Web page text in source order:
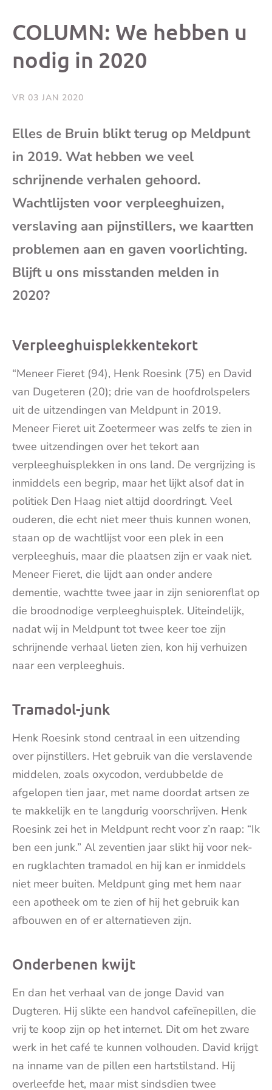
COLUMN: We hebben u
nodig in 2020
VR 03 JAN 2020
Elles de Bruin blikt terug op Meldpunt
in 2019. Wat hebben we veel
schrijnende verhalen gehoord.
Wachtlijsten voor verpleeghuizen,
verslaving aan pijnstillers, we kaartten
problemen aan en gaven voorlichting.
Blijft u ons misstanden melden in
2020?
Verpleeghuisplekkentekort
“Meneer Fieret (94), Henk Roesink (75) en David
van Dugeteren (20); drie van de hoofdrolspelers
uit de uitzendingen van Meldpunt in 2019.
Meneer Fieret uit Zoetermeer was zelfs te zien in
twee uitzendingen over het tekort aan
verpleeghuisplekken in ons land. De vergrijzing is
inmiddels een begrip, maar het lijkt alsof dat in
politiek Den Haag niet altijd doordringt. Veel
ouderen, die echt niet meer thuis kunnen wonen,
staan op de wachtlijst voor een plek in een
verpleeghuis, maar die plaatsen zijn er vaak niet.
Meneer Fieret, die lijdt aan onder andere
dementie, wachtte twee jaar in zijn seniorenflat op
die broodnodige verpleeghuisplek. Uiteindelijk,
nadat wij in Meldpunt tot twee keer toe zijn
schrijnende verhaal lieten zien, kon hij verhuizen
naar een verpleeghuis.
Tramadol-junk
Henk Roesink stond centraal in een uitzending
over pijnstillers. Het gebruik van die verslavende
middelen, zoals oxycodon, verdubbelde de
afgelopen tien jaar, met name doordat artsen ze
te makkelijk en te langdurig voorschrijven. Henk
Roesink zei het in Meldpunt recht voor z’n raap: “Ik
ben een junk.” Al zeventien jaar slikt hij voor nek-
en rugklachten tramadol en hij kan er inmiddels
niet meer buiten. Meldpunt ging met hem naar
een apotheek om te zien of hij het gebruik kan
afbouwen en of er alternatieven zijn.
Onderbenen kwijt
En dan het verhaal van de jonge David van
Dugteren. Hij slikte een handvol cafeïnepillen, die
vrij te koop zijn op het internet. Dit om het zware
werk in het café te kunnen volhouden. David krijgt
na inname van de pillen een hartstilstand. Hij
overleefde het, maar mist sindsdien twee